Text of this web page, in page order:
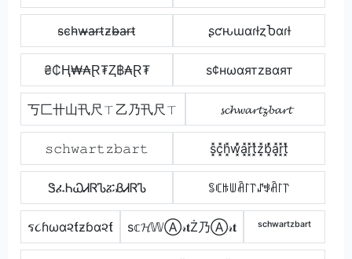
s̴c̴h̴w̴̶a̴r̴t̴z̴b̴̶a̴r̴t̴ ʂƈԋɯαɾƚȥႦαɾƚ
₴₵Ⱨ₩₳Ɽ₮Ⱬ฿₳Ɽ₮ ѕ¢нωαятzвαят
丂匚卄山卂尺ㄒ乙乃卂尺ㄒ 𝓼𝓬𝓱𝔀𝓪𝓻𝓽𝔃𝓫𝓪𝓻𝓽
𝚜𝚌𝚑𝚠𝚊𝚛𝚝𝚣𝚋𝚊𝚛𝚝 s͓̽c͓̽h͓̽w͓̽̾a͓̽r͓̽t͓̽z͓̽b͓̽̾a͓̽r͓̽t͓̽
ᏕፈᏂᏇᏗᏒᏖፚᏰᏗᏒᏖ ꌚꏸꑛꅐꋫ꒓꓅ꁴꃃꋫ꒓꓅
ร૮ɦωα૨ƭƶɓα૨ƭ ѕ𝕔𝓗𝕎Ⓐ𝓇𝐭Ż乃Ⓐ𝓇𝐭 ˢᶜʰʷᵃʳᵗᶻᵇᵃʳᵗ